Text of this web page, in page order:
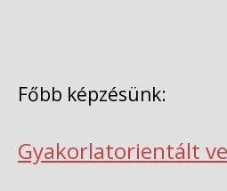
Főbb képzésünk:
Gyakorlatorientált